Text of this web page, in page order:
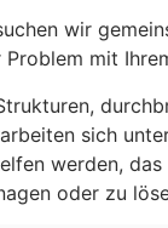
wir
mit
sich
werden,
oder zu